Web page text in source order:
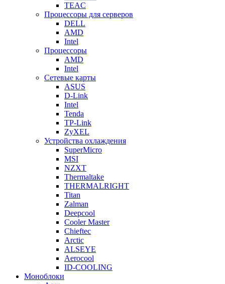
TEAC
Процессоры для серверов
DELL
AMD
Intel
Процессоры
AMD
Intel
Сетевые карты
ASUS
D-Link
Intel
Tenda
TP-Link
ZyXEL
Устройства охлаждения
SuperMicro
MSI
NZXT
Thermaltake
THERMALRIGHT
Titan
Zalman
Deepcool
Cooler Master
Chieftec
Arctic
ALSEYE
Aerocool
ID-COOLING
Моноблоки